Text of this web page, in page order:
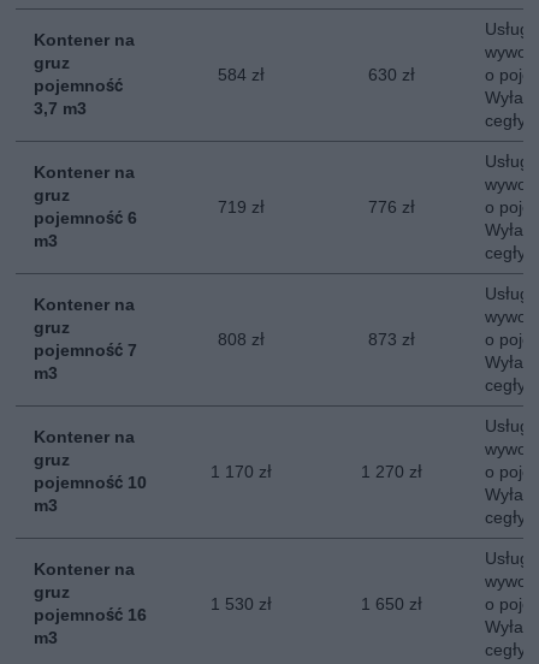
Kontener na
gruz
pojemność
3,7 m3
584 zł 630 zł
o
cegły,
Kontener na
gruz
pojemność 6
m3
719 zł 776 zł
o
cegły,
Kontener na
gruz
pojemność 7
m3
808 zł 873 zł
o
cegły,
Kontener na
gruz
pojemność 10
m3
1 170 zł 1 270 zł
o
cegły,
Kontener na
gruz
pojemność 16
m3
1 530 zł 1 650 zł
o
cegły,